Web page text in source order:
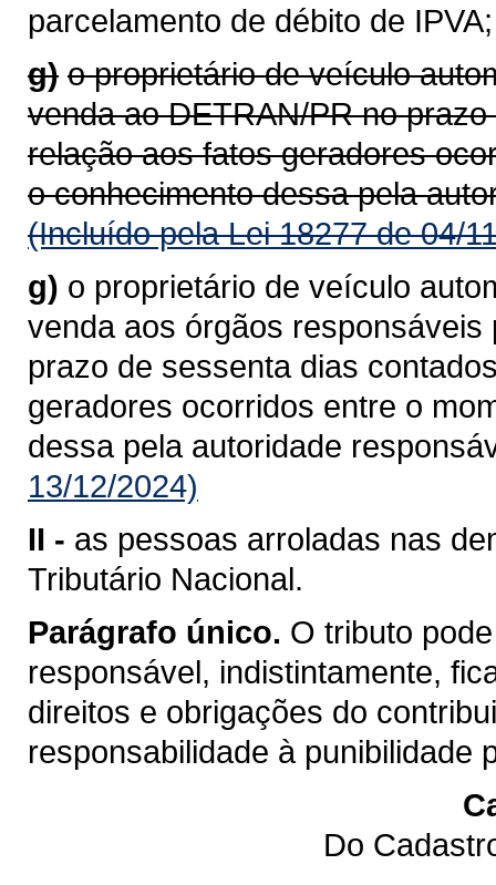
parcelamento de débito de IPVA;
g) o proprietário de veículo
venda ao DETRAN/PR no
relação aos fatos geradores
o conhecimento dessa pela
(Incluído pela Lei 18277 de 04/
g) o proprietário de veículo
venda aos órgãos
prazo de sessenta dias
geradores ocorridos entre o
dessa pela autoridade
13/12/2024)
II - as pessoas arroladas nas
Tributário Nacional.
Parágrafo único. O tributo
responsável, indistintamente,
direitos e obrigações do
responsabilidade à punibilidade
Do